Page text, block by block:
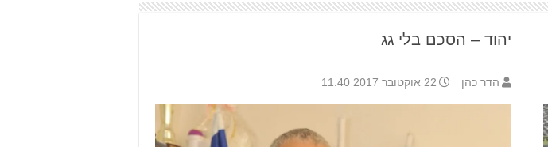
יהוד – הסכם בלי גג
הדר כהן 22 אוקטובר 2017 11:40